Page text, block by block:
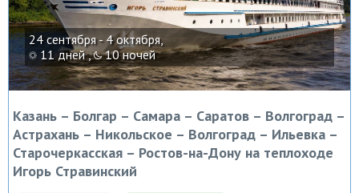
24 сентября - 4 октября,
11 дней , 10 ночей
Казань – Болгар – Самара – Саратов – Волгоград –
Астрахань – Никольское – Волгоград – Ильевка –
Старочеркасская – Ростов-на-Дону на теплоходе
Игорь Стравинский